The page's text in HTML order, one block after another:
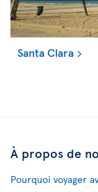
Santa Clara
À propos de
Pourquoi voyager